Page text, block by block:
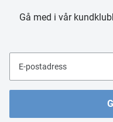
Gå med i vår
E-postadress